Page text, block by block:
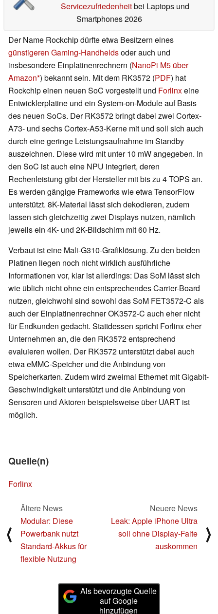
Servicezufriedenheitbei Laptops und
Smartphones 2026
Der Name Rockchip dürfte etwa Besitzern eines
günstigeren Gaming-Handheldsoder auch und
insbesondere Einplatinenrechnern (NanoPi M5 über
Amazon ) bekannt sein. Mit dem RK3572 (PDF) hat
Rockchip einen neuen SoC vorgestellt und Forlinxeine
Entwicklerplatine und ein System-on-Module auf Basis
des neuen SoCs. Der RK3572 bringt dabei zwei Cortex-
A73- und sechs Cortex-A53-Kerne mit und soll sich auch
durch eine geringe Leistungsaufnahme im Standby
auszeichnen. Diese wird mit unter 10 mW angegeben. In
den SoC ist auch eine NPU integriert, deren
Rechenleistung gibt der Hersteller mit bis zu 4 TOPS an.
Es werden gängige Frameworks wie etwa TensorFlow
unterstützt. 8K-Material lässt sich dekodieren, zudem
lassen sich gleichzeitig zwei Displays nutzen, nämlich
jeweils ein 4K- und 2K-Bildschirm mit 60 Hz.
Verbaut ist eine Mali-G310-Grafiklösung. Zu den beiden
Platinen liegen noch nicht wirklich ausführliche
Informationen vor, klar ist allerdings: Das SoM lässt sich
wie üblich nicht ohne ein entsprechendes Carrier-Board
nutzen, gleichwohl sind sowohl das SoM FET3572-C als
auch der Einplatinenrechner OK3572-C auch eher nicht
für Endkunden gedacht. Stattdessen spricht Forlinx eher
Unternehmen an, die den RK3572 entsprechend
evaluieren wollen. Der RK3572 unterstützt dabei auch
etwa eMMC-Speicher und die Anbindung von
Speicherkarten. Zudem wird zweimal Ethernet mit Gigabit-
Geschwindigkeit unterstützt und die Anbindung von
Sensoren und Aktoren beispielsweise über UART ist
möglich.
Quelle(n)
Forlinx
⟨
Ältere News
Modular: Diese
Powerbank nutzt
Standard-Akkus für
flexible Nutzung
Neuere News
Leak: Apple iPhone Ultra
soll ohne Display-Falte
auskommen
⟩
Als bevorzugte Quelle
auf Google
hinzufügen